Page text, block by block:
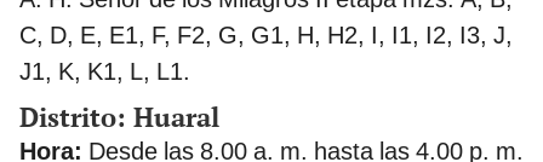
C, D, E, E1, F, F2, G, G1, H, H2, I, I1, I2, I3, J,
J1, K, K1, L, L1.
Distrito: Huaral
Hora: Desde las 8.00 a. m. hasta las 4.00 p. m.